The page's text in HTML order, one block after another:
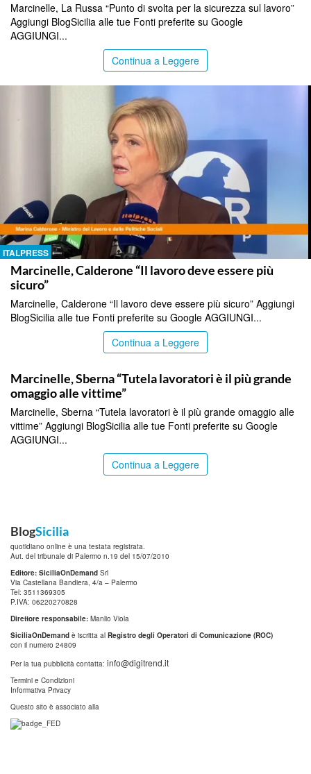
Marcinelle, La Russa “Punto di svolta per la sicurezza sul lavoro”
Aggiungi BlogSicilia alle tue Fonti preferite su Google
AGGIUNGI...
Continua a Leggere
ITALPRESS
Marcinelle, Calderone “Il lavoro deve essere più
sicuro”
Marcinelle, Calderone “Il lavoro deve essere più sicuro” Aggiungi
BlogSicilia alle tue Fonti preferite su Google AGGIUNGI...
Continua a Leggere
Marcinelle, Sberna “Tutela lavoratori è il più grande
omaggio alle vittime”
Marcinelle, Sberna “Tutela lavoratori è il più grande omaggio alle
vittime” Aggiungi BlogSicilia alle tue Fonti preferite su Google
AGGIUNGI...
Continua a Leggere
BlogSicilia
quotidiano online è una testata registrata.
Aut. del tribunale di Palermo n.19 del 15/07/2010
Editore: SiciliaOnDemand Srl
Via Castellana Bandiera, 4/a – Palermo
Tel: 3511369305
P.IVA: 06220270828
Direttore responsabile: Manlio Viola
SiciliaOnDemand è iscritta al Registro degli Operatori di Comunicazione (ROC)
con il numero 24809
Per la tua pubblicità contatta: info@digitrend.it
Termini e Condizioni
Informativa Privacy
Questo sito è associato alla